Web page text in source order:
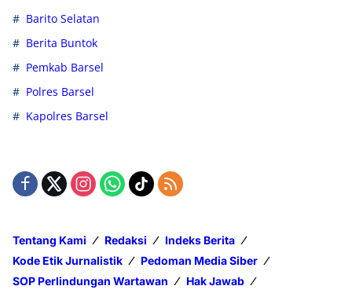
Barito Selatan
Berita Buntok
Pemkab Barsel
Polres Barsel
Kapolres Barsel
Tentang Kami Redaksi
Indeks Berita
Kode Etik Jurnalistik
Pedoman Media Siber
SOP Perlindungan Wartawan
Hak Jawab